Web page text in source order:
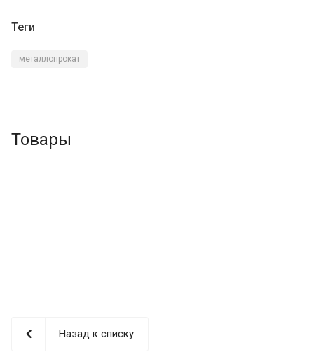
Теги
металлопрокат
Товары
Назад к списку